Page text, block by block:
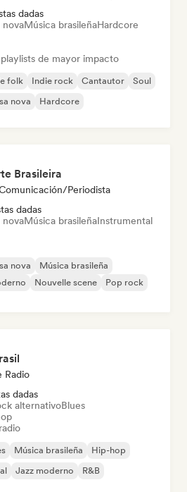
dadas
novaMúsica brasileñaHardcore
de mayor impacto
folk Indie rock Cantautor
Soul
nova Hardcore
Brasileira
Periodista
dadas
novaMúsica brasileñaInstrumental
nova
Música brasileña
Nouvelle scene
Pop rock
Radio
dadas
alternativoBlues
Música brasileña
Hip-hop
Jazz moderno R&B